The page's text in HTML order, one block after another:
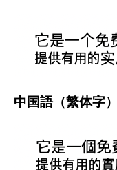
中国語（繁体字）